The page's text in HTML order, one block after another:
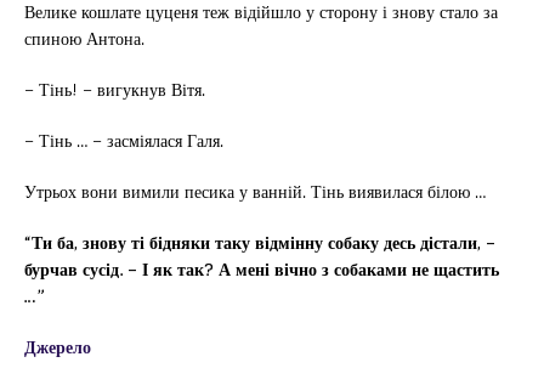
Велике кошлате цуценя теж відійшло у сторону і знову стало за
спиною Антона.
– Тінь! – вигукнув Вітя.
– Тінь … – засміялася Галя.
Утрьох вони вимили песика у ванній. Тінь виявилася білою …
“Ти ба, знову ті бідняки таку відмінну собаку десь дістали, –
бурчав сусід. – І як так? А мені вічно з собаками не щастить
…”
Джерело